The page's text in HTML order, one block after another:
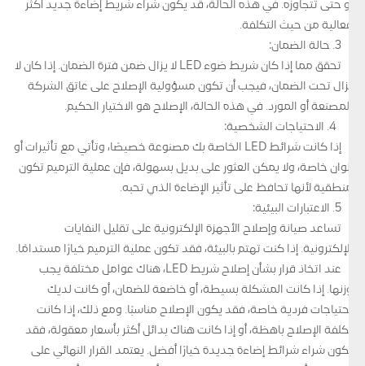
أو حتى تتجاوزه. في هذه الحالة، قد يكون شراء شريط إضاءة جديد أكثر
فعالية من حيث التكلفة.
تحقق مما إذا كان شريط ضوء LED لا يزال ضمن فترة الضمان. إذا كان لا
يزال تحت الضمان، فيجب أن تكون مسؤولية الإصلاح على عاتق الشركة
المصنعة أو المورد. في هذه الحالة، الإصلاح هو الاختيار الحكيم.
إذا كانت شرائط LED الخاصة بك مصنوعة خصيصًا، وتأتي مع تأثيرات أو
ألوان خاصة، ولا يمكن العثور على بديل بسهولة، فإن عملية الترميم تكون
منطقية لأنها تحافظ على تأثير الإضاءة الذي تحبه.
تساعد صيانة وإصلاح الأجهزة الإلكترونية على تقليل النفايات
الإلكترونية. إذا كنت تهتم بالبيئة، فقد تكون عملية الترميم خيارًا مستدامًا.
عند اتخاذ قرار بشأن إصلاح شريط LED، هناك عوامل مختلفة يجب
وزنها. إذا كانت المشكلة بسيطة، أو خاضعة للضمان، أو كانت لديك
احتياجات فردية خاصة، فقد يكون الإصلاح مناسبًا. ومع ذلك، إذا كانت
تكلفة الإصلاح باهظة، أو إذا كانت هناك بدائل أكثر بأسعار معقولة، فقد
يكون شراء شرائط إضاءة جديدة خيارًا أفضل. يعتمد القرار النهائي على